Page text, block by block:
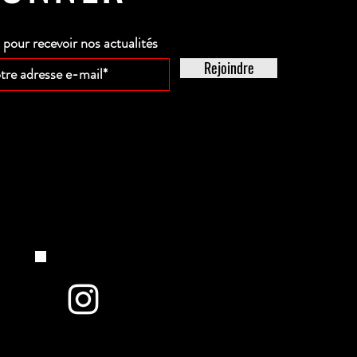
recevoir nos actualités
Rejoindre